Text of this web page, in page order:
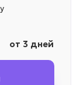
от 3 дней